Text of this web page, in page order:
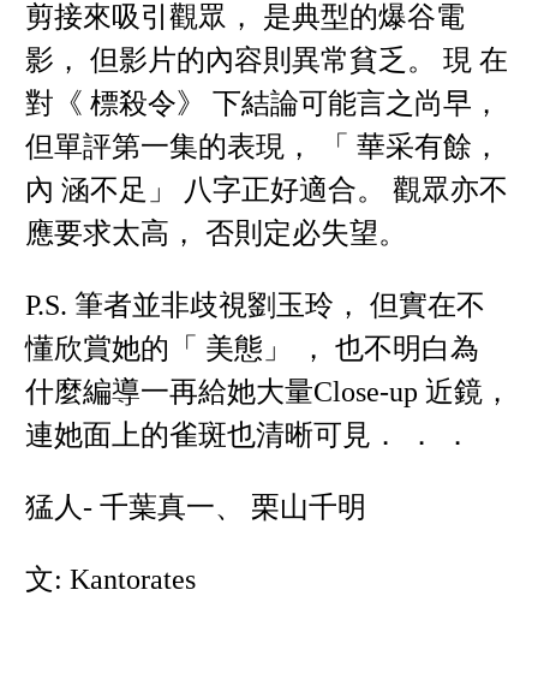
剪接來吸引觀眾， 是典型的爆谷電
影， 但影片的內容則異常貧乏。 現 在
對《 標殺令》 下結論可能言之尚早，
但單評第一集的表現， 「 華采有餘，
內 涵不足」 八字正好適合。 觀眾亦不
應要求太高， 否則定必失望。
P.S. 筆者並非歧視劉玉玲， 但實在不
懂欣賞她的「 美態」 ， 也不明白為
什麼編導一再給她大量Close-up 近鏡，
連她面上的雀斑也清晰可見． ． ．
猛人- 千葉真一、 栗山千明
文: Kantorates